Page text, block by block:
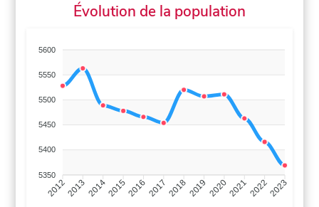
Évolution de la population
5600
5550
5500
5450
5400
5350
201220132014201520162017 20182019 2020202120222023